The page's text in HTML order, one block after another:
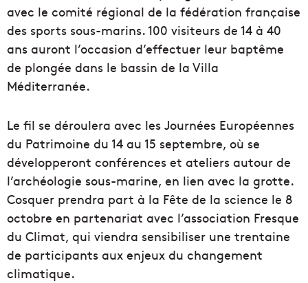
avec le comité régional de la fédération française
des sports sous-marins. 100 visiteurs de 14 à 40
ans auront l’occasion d’effectuer leur baptême
de plongée dans le bassin de la Villa
Méditerranée.
Le fil se déroulera avec les Journées Européennes
du Patrimoine du 14 au 15 septembre, où se
développeront conférences et ateliers autour de
l’archéologie sous-marine, en lien avec la grotte.
Cosquer prendra part à la Fête de la science le 8
octobre en partenariat avec l’association Fresque
du Climat, qui viendra sensibiliser une trentaine
de participants aux enjeux du changement
climatique.